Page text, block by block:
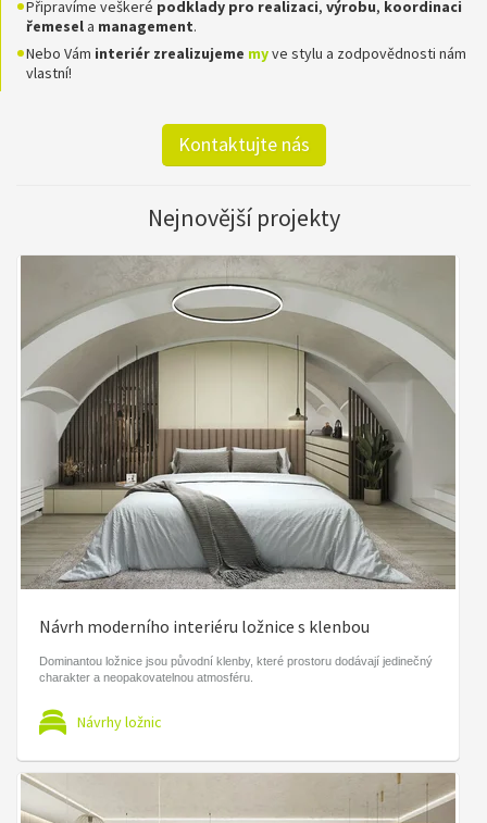
Připravíme veškeré podklady pro realizaci, výrobu, koordinaci
řemesela management.
Nebo Vám interiér zrealizujeme myve stylu a zodpovědnosti nám
vlastní!
Kontaktujte nás
Nejnovější projekty
Návrh moderního interiéru ložnice s klenbou
Dominantou ložnice jsou původní klenby, které prostoru dodávají jedinečný
charakter a neopakovatelnou atmosféru.
Návrhy ložnic